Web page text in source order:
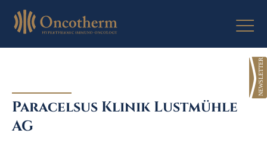
Paracelsus Klinik Lustmühle
AG